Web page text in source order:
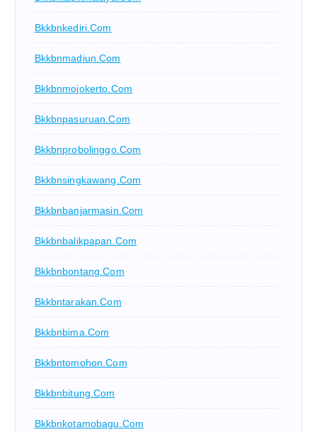
Bkkbnkediri.com
Bkkbnmadiun.com
Bkkbnmojokerto.com
Bkkbnpasuruan.com
Bkkbnprobolinggo.com
Bkkbnsingkawang.com
Bkkbnbanjarmasin.com
Bkkbnbalikpapan.com
Bkkbnbontang.com
Bkkbntarakan.com
Bkkbnbima.com
Bkkbntomohon.com
Bkkbnbitung.com
Bkkbnkotamobagu.com